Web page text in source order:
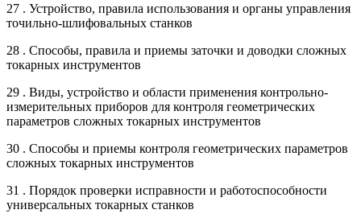
27 . Устройство, правила использования и органы управления
точильно-шлифовальных станков
28 . Способы, правила и приемы заточки и доводки сложных
токарных инструментов
29 . Виды, устройство и области применения контрольно-
измерительных приборов для контроля геометрических
параметров сложных токарных инструментов
30 . Способы и приемы контроля геометрических параметров
сложных токарных инструментов
31 . Порядок проверки исправности и работоспособности
универсальных токарных станков